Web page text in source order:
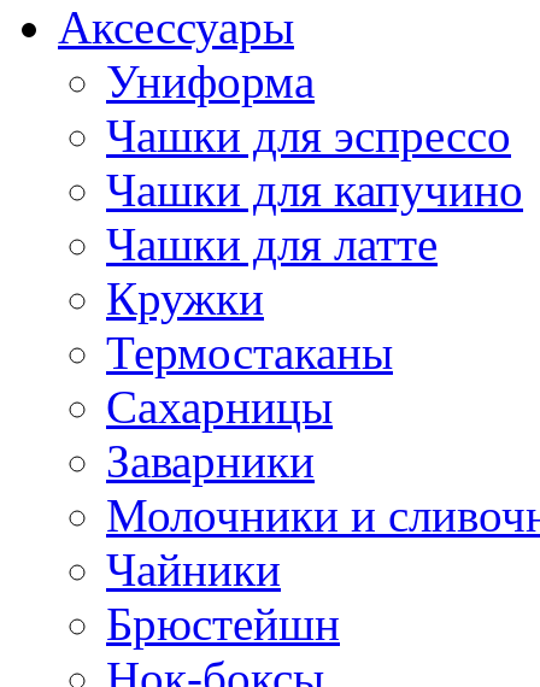
Аксессуары
Униформа
Чашки для эспрессо
Чашки для капучино
Чашки для латте
Кружки
Термостаканы
Сахарницы
Заварники
Молочники и
Чайники
Брюстейшн